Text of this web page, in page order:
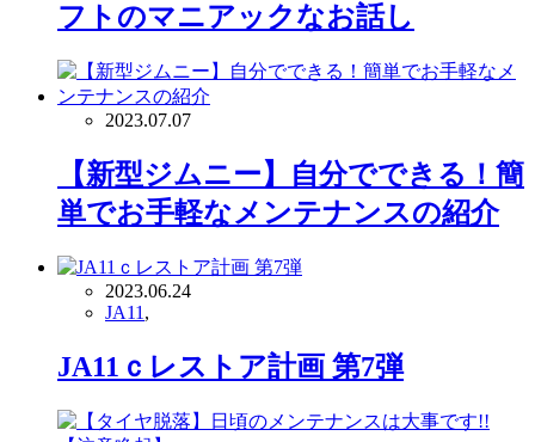
フトのマニアックなお話し
2023.07.07
【新型ジムニー】自分でできる！簡
単でお手軽なメンテナンスの紹介
2023.06.24
JA11 ,
JA11ｃレストア計画 第7弾